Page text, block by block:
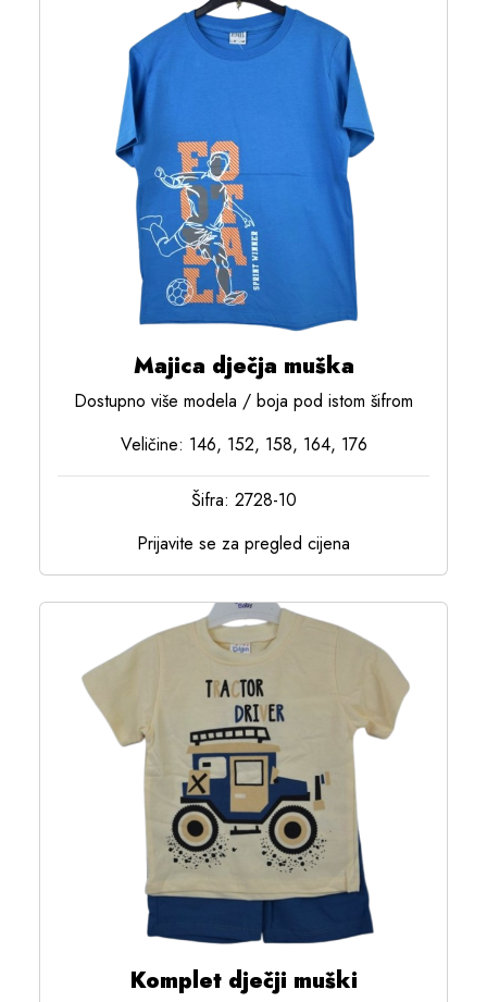
Majica dječja muška
Dostupno više modela / boja pod istom šifrom
Veličine: 146, 152, 158, 164, 176
Šifra: 2728-10
Prijavite se za pregled cijena
Komplet dječji muški